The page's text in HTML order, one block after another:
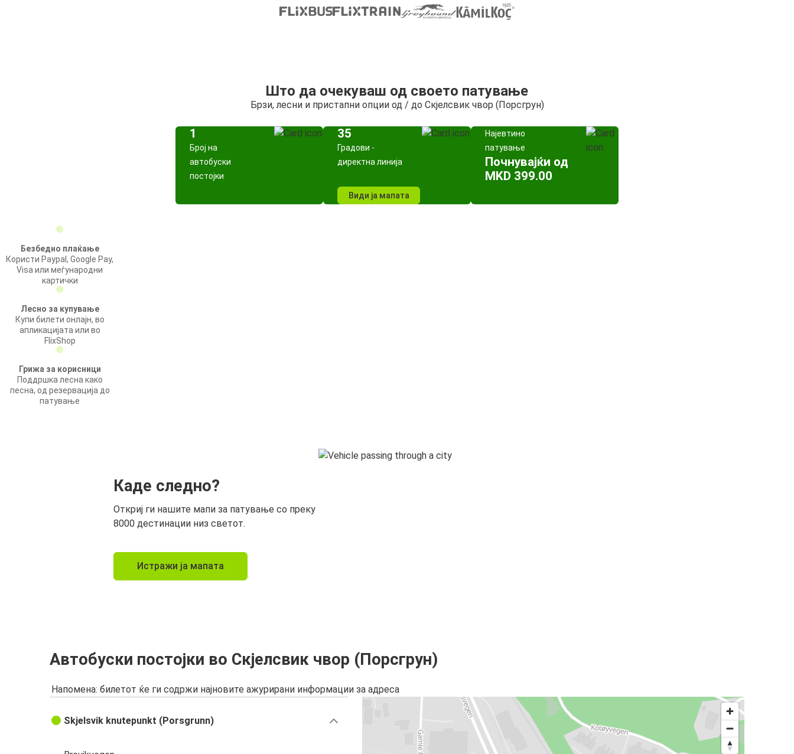
Што да очекуваш од своето патување
Брзи, лесни и пристапни опции од / до Скјелсвик чвор (Порсгрун)
1
Број на
автобуски
постојки
35
Градови -
директна линија
Види ја мапата
Најевтино
патување
Почнувајќи од
MKD 399.00
Безбедно плаќање
Користи Paypal, Google Pay,
Visa или меѓународни
картички
Лесно за купување
Купи билети онлајн, во
апликацијата или во
FlixShop
Грижа за корисници
Поддршка лесна како
песна, од резервација до
патување
Каде следно?
Откриј ги нашите мапи за патување со преку
8000 дестинации низ светот.
Истражи ја мапата
Автобуски постојки во Скјелсвик чвор (Порсгрун)
Напомена: билетот ќе ги содржи најновите ажурирани информации за адреса
Skjelsvik knutepunkt (Porsgrunn)